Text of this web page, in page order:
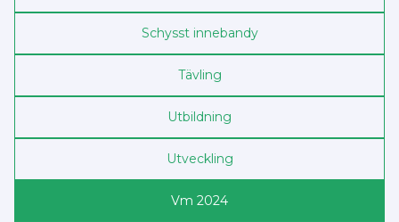
Schysst innebandy
Tävling
Utbildning
Utveckling
Vm 2024